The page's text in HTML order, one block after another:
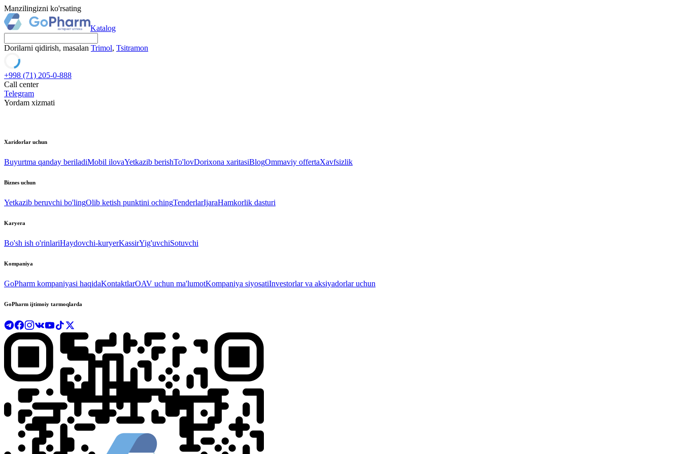
Manzilingizni ko'rsating
Katalog
Dorilarni qidirish, masalan Trimol, Tsitramon
+998 (71) 205-0-888
Call center
Telegram
Yordam xizmati
Xaridorlar uchun
Buyurtma qanday beriladiMobil ilovaYetkazib berishTo'lovDorixona xaritasiBlogOmmaviy offertaXavfsizlik
Biznes uchun
Yetkazib beruvchi bo'lingOlib ketish punktini ochingTenderlarIjaraHamkorlik dasturi
Karyera
Bo'sh ish o'rinlariHaydovchi-kuryerKassirYig'uvchiSotuvchi
Kompaniya
GoPharm kompaniyasi haqidaKontaktlarOAV uchun ma'lumotKompaniya siyosatiInvestorlar va aksiyadorlar uchun
GoPharm ijtimoiy tarmoqlarda